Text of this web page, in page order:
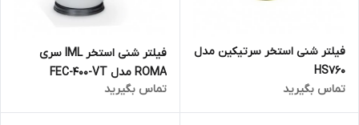
فیلتر شنی استخر سرتیکین مدل
HS760
تماس بگیرید
فیلتر شنی استخر IML سری
ROMA مدل FEC-400-VT
تماس بگیرید